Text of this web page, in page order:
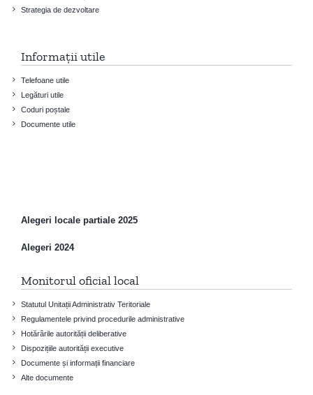
Strategia de dezvoltare
Informații utile
Telefoane utile
Legături utile
Coduri poștale
Documente utile
Alegeri locale partiale 2025
Alegeri 2024
Monitorul oficial local
Statutul Unitații Administrativ Teritoriale
Regulamentele privind procedurile administrative
Hotărârile autorității deliberative
Dispozițiile autorității executive
Documente și informații financiare
Alte documente